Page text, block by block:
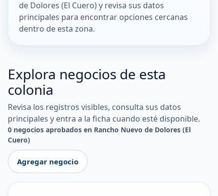
de Dolores (El Cuero) y revisa sus datos
principales para encontrar opciones cercanas
dentro de esta zona.
Explora negocios de esta
colonia
Revisa los registros visibles, consulta sus datos
principales y entra a la ficha cuando esté disponible.
0 negocios aprobados en Rancho Nuevo de Dolores (El
Cuero)
Agregar negocio